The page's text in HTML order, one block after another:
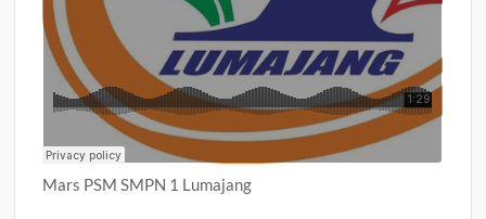
Mars PSM SMPN 1 Lumajang